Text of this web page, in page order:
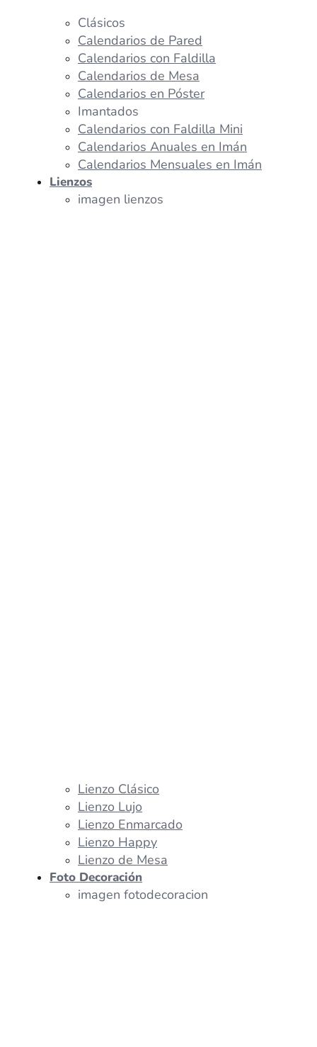
Clásicos
Calendarios de Pared
Calendarios con Faldilla
Calendarios de Mesa
Calendarios en Póster
Imantados
Calendarios con Faldilla Mini
Calendarios Anuales en Imán
Calendarios Mensuales en Imán
Lienzos
imagen lienzos
Lienzo Clásico
Lienzo Lujo
Lienzo Enmarcado
Lienzo Happy
Lienzo de Mesa
Foto Decoración
imagen fotodecoracion